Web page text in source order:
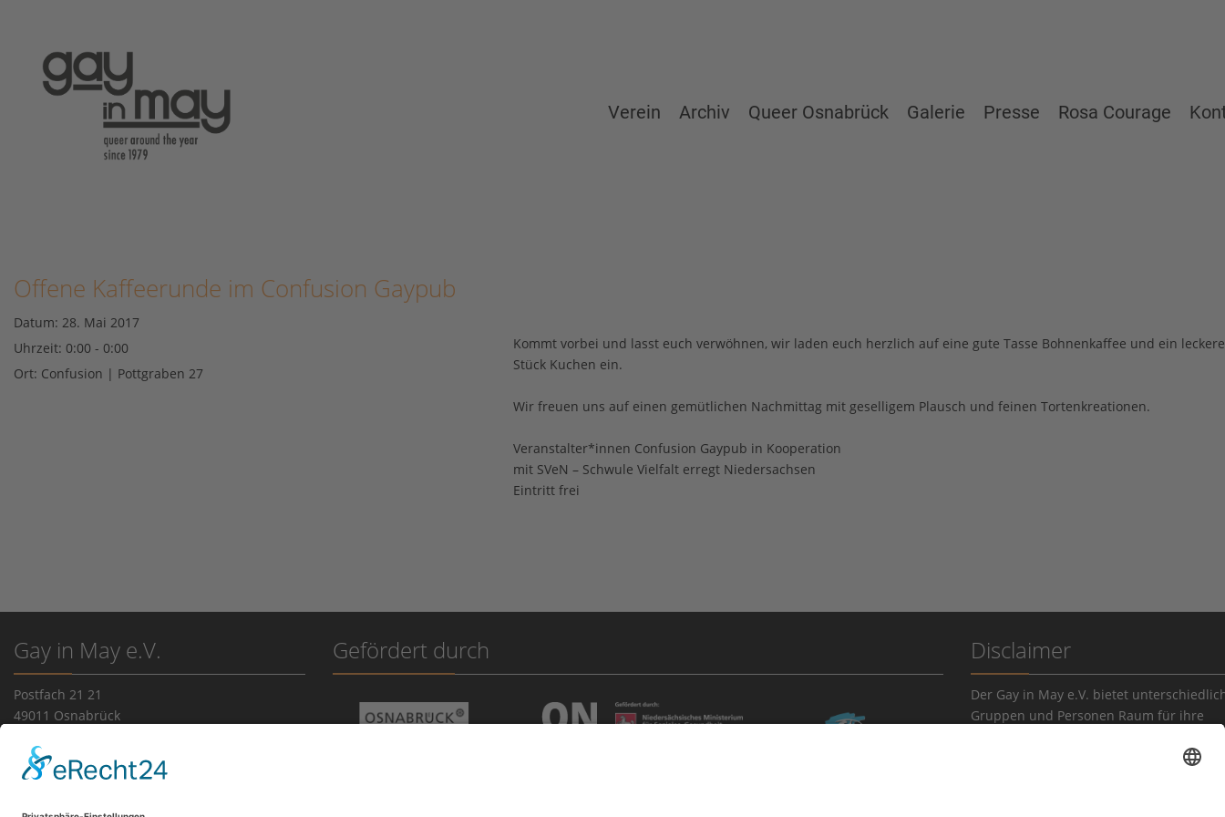
Verein Archiv Queer Osnabrück Galerie Presse Rosa Courage
Offene Kaffeerunde im Confusion Gaypub
Datum: 28. Mai 2017
Uhrzeit: 0:00 - 0:00
Ort: Confusion | Pottgraben 27
Kommt vorbei und lasst euch verwöhnen, wir laden euch herzlich auf eine gute Tasse Bohnenkaffee und ein
Stück Kuchen ein.
Wir freuen uns auf einen gemütlichen Nachmittag mit geselligem Plausch und feinen Tortenkreationen.
Veranstalter*innen Confusion Gaypub in Kooperation
mit SVeN – Schwule Vielfalt erregt Niedersachsen
Eintritt frei
Gay in May e.V.
Postfach 21 21
49011 Osnabrück
info@gayinmay.de
Gefördert durch Disclaimer
Der Gay in May e.V. bietet
Gruppen und Personen Raum für ihre
Inhalte tragen die Veranstalter*innen.